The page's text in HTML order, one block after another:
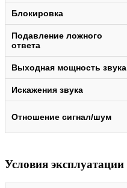
Блокировка
Подавление ложного
ответа
Выходная мощность звука
Искажения звука
Отношение сигнал/шум
Условия эксплуатации